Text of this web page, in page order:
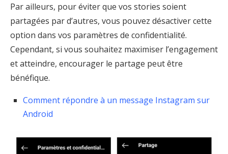
Par ailleurs, pour éviter que vos stories soient
partagées par d’autres, vous pouvez désactiver cette
option dans vos paramètres de confidentialité.
Cependant, si vous souhaitez maximiser l’engagement
et atteindre, encourager le partage peut être
bénéfique.
Comment répondre à un message Instagram sur
Android